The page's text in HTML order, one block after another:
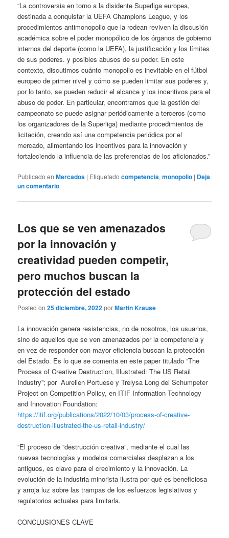
“La controversia en torno a la disidente Superliga europea,
destinada a conquistar la UEFA Champions League, y los
procedimientos antimonopolio que la rodean reviven la discusión
académica sobre el poder monopólico de los órganos de gobierno
internos del deporte (como la UEFA), la justificación y los límites
de sus poderes. y posibles abusos de su poder. En este
contexto, discutimos cuánto monopolio es inevitable en el fútbol
europeo de primer nivel y cómo se pueden limitar sus poderes y,
por lo tanto, se pueden reducir el alcance y los incentivos para el
abuso de poder. En particular, encontramos que la gestión del
campeonato se puede asignar periódicamente a terceros (como
los organizadores de la Superliga) mediante procedimientos de
licitación, creando así una competencia periódica por el
mercado, alimentando los incentivos para la innovación y
fortaleciendo la influencia de las preferencias de los aficionados.”
Publicado en Mercados | Etiquetado competencia,monopolio | Deja
un comentario
Los que se ven amenazados
por la innovación y
creatividad pueden competir,
pero muchos buscan la
protección del estado
Posted on25 diciembre, 2022porMartin Krause
La innovación genera resistencias, no de nosotros, los usuarios,
sino de aquellos que se ven amenazados por la competencia y
en vez de responder con mayor eficiencia buscan la protección
del Estado. Es lo que se comenta en este paper titulado “The
Process of Creative Destruction, Illustrated: The US Retail
Industry”; por Aurelien Portuese y Trelysa Long del Schumpeter
Project on Competition Policy, en ITIF Information Technology
and Innovation Foundation:
https://itif.org/publications/2022/10/03/process-of-creative-
destruction-illustrated-the-us-retail-industry/
“El proceso de “destrucción creativa”, mediante el cual las
nuevas tecnologías y modelos comerciales desplazan a los
antiguos, es clave para el crecimiento y la innovación. La
evolución de la industria minorista ilustra por qué es beneficiosa
y arroja luz sobre las trampas de los esfuerzos legislativos y
regulatorios actuales para limitarla.
CONCLUSIONES CLAVE